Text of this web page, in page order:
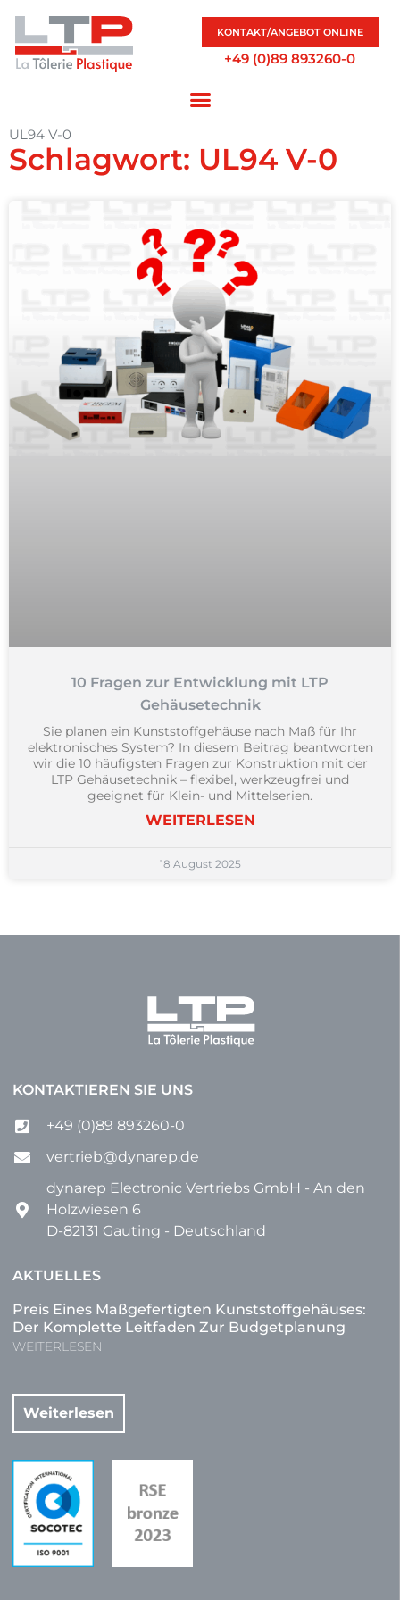
KONTAKT/ANGEBOT ONLINE
+49 (0)89 893260-0
UL94 V-0
Schlagwort: UL94 V-0
10 Fragen zur Entwicklung mit LTP
Gehäusetechnik
Sie planen ein Kunststoffgehäuse nach Maß für Ihr
elektronisches System? In diesem Beitrag beantworten
wir die 10 häufigsten Fragen zur Konstruktion mit der
LTP Gehäusetechnik – flexibel, werkzeugfrei und
geeignet für Klein- und Mittelserien.
WEITERLESEN
18 August 2025
KONTAKTIEREN SIE UNS
+49 (0)89 893260-0
vertrieb@dynarep.de
dynarep Electronic Vertriebs GmbH - An den
Holzwiesen 6
D-82131 Gauting - Deutschland
AKTUELLES
Preis Eines Maßgefertigten Kunststoffgehäuses:
Der Komplette Leitfaden Zur Budgetplanung
WEITERLESEN
Weiterlesen